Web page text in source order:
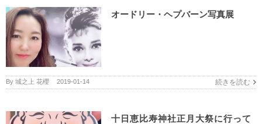
オードリー・ヘプバーン写真展
By 城之上 花櫻 2019-01-14 続きを読む
十日恵比寿神社正月大祭に行って